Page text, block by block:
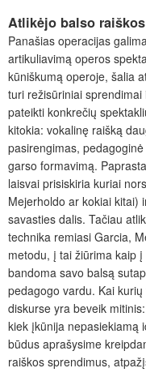
Atlikėjo balso
Panašias operacijas
artikuliavimą operos
kūniškumą operoje, šalia
turi režisūriniai
pateikti konkrečių
kitokia: vokalinę raišką
pasirengimas,
garso formavimą.
laisvai prisiskiria kuriai
Mejerholdo ar kokiai kitai)
savasties dalis. Tačiau
technika remiasi Garcia,
metodu, į tai žiūrima kaip
bandoma savo balsą
pedagogo vardu. Kai
diskurse yra beveik
kiek įkūnija nepasiekiamą
būdus aprašysime
raiškos sprendimus,